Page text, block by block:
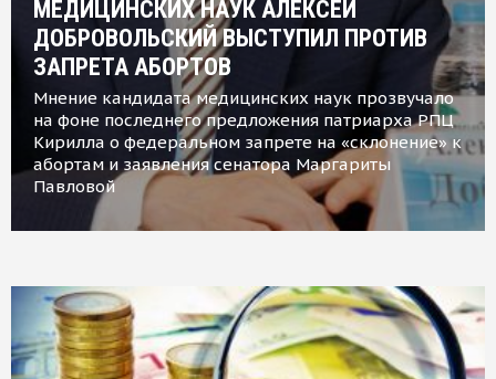
МЕДИЦИНСКИХ НАУК АЛЕКСЕЙ
ДОБРОВОЛЬСКИЙ ВЫСТУПИЛ ПРОТИВ
ЗАПРЕТА АБОРТОВ
Мнение кандидата медицинских наук прозвучало
на фоне последнего предложения патриарха РПЦ
Кирилла о федеральном запрете на «склонение» к
абортам и заявления сенатора Маргариты
Павловой